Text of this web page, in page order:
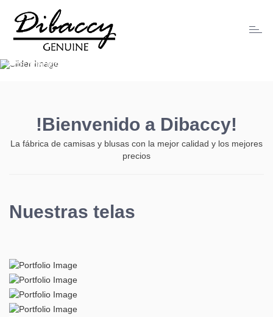
¡BIENVENIDO A DIBACCY!
Somos una fábrica de camisas y blusas de la más alta
con precios realmente accesibles.
!Bienvenido a Dibaccy!
La fábrica de camisas y blusas con la mejor calidad y los mejores
precios
Nuestras telas